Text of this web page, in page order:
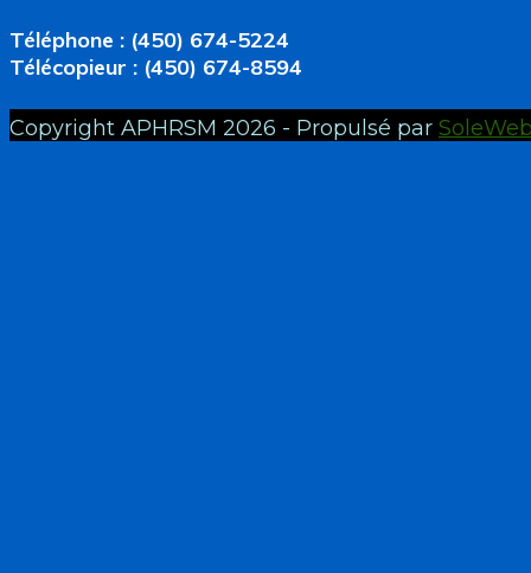
Téléphone : (450) 674-5224
Télécopieur : (450) 674-8594
Copyright APHRSM 2026 - Propulsé par